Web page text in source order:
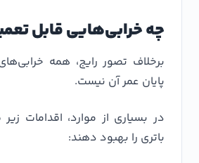
چه خرابی‌هایی قابل
برخلاف تصور رایج، همه
پایان عمر آن نیست.
در بسیاری از موارد، اقدامات
باتری را بهبود دهند: